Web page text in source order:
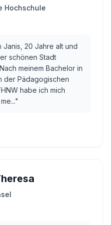
Hochschule
Janis, 20 Jahre alt und
schönen Stadt
meinem Bachelor in
der Pädagogischen
habe ich mich
"